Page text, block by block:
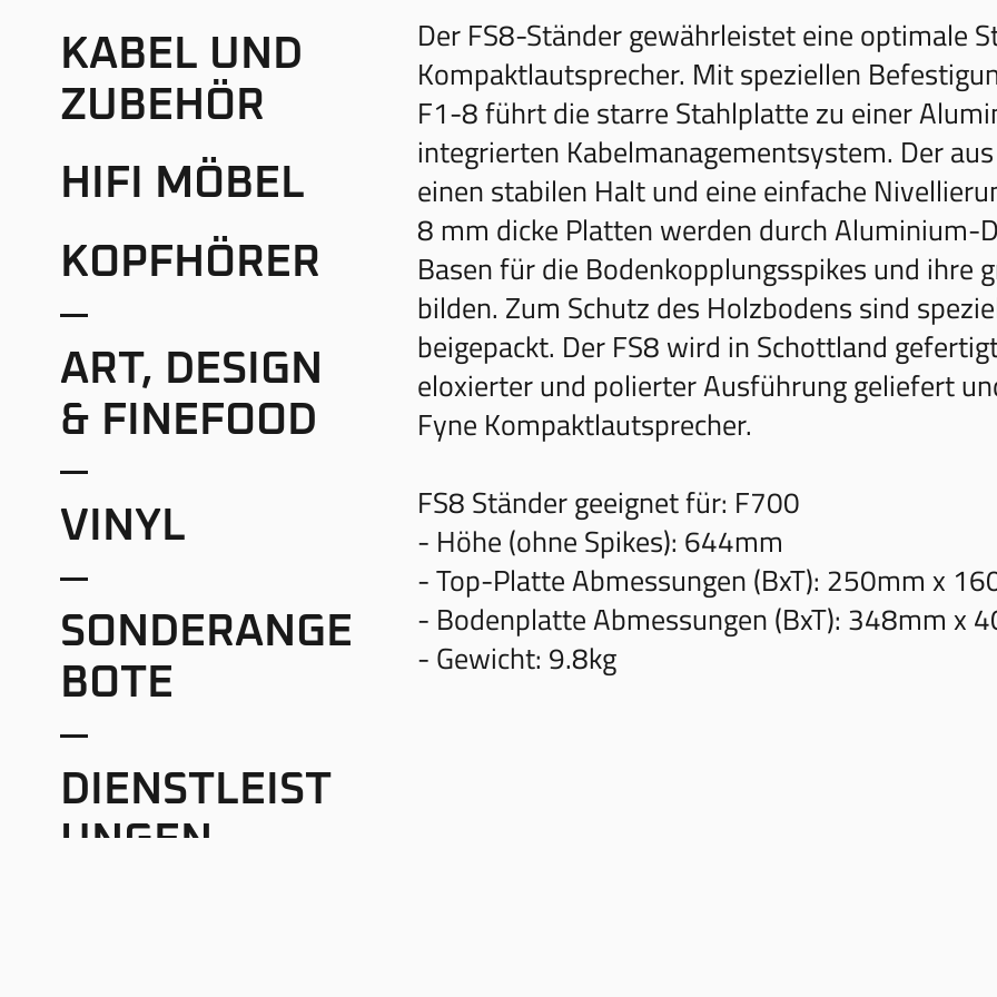
KABEL UND
ZUBEHÖR
HIFI MÖBEL
KOPFHÖRER
ART, DESIGN
& FINEFOOD
VINYL
SONDERANGE
BOTE
DIENSTLEIST
UNGEN
Der FS8-Ständer gewährleistet eine optimale
Kompaktlautsprecher. Mit speziellen
F1-8 führt die starre Stahlplatte zu einer
integrierten Kabelmanagementsystem. Der
einen stabilen Halt und eine einfache
8 mm dicke Platten werden durch Aluminium-
Basen für die Bodenkopplungsspikes und ihre
bilden. Zum Schutz des Holzbodens sind
beigepackt. Der FS8 wird in Schottland
eloxierter und polierter Ausführung geliefert
Fyne Kompaktlautsprecher.
FS8 Ständer geeignet für: F700
- Höhe (ohne Spikes): 644mm
- Top-Platte Abmessungen (BxT): 250mm x
- Bodenplatte Abmessungen (BxT): 348mm x
- Gewicht: 9.8kg